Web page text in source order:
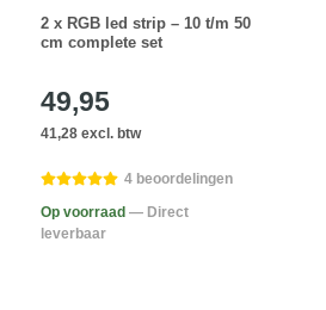
2 x RGB led strip – 10 t/m 50
cm complete set
49,95
41,28 excl. btw
4 beoordelingen
Op voorraad — Direct
leverbaar